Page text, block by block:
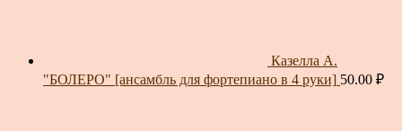
Казелла А.
"БОЛЕРО" [ансамбль для фортепиано в 4 руки] 50.00 ₽